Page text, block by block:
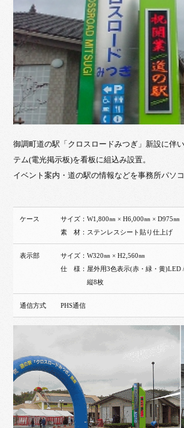
御調町道の駅「クロスロードみつぎ」新設に伴
テム(電光掲示板)を看板に組込み設置。
イベント案内・道の駅の情報などを事務所パソコ
ケース
サイズ：W1,800㎜ × H6,000㎜ × D975㎜
素 材：ステンレスシート貼り仕上げ
表示部
サイズ：W320㎜ × H2,560㎜
仕 様：屋外用3色表示(赤・緑・黄)LED
縦8枚
通信方式 PHS通信